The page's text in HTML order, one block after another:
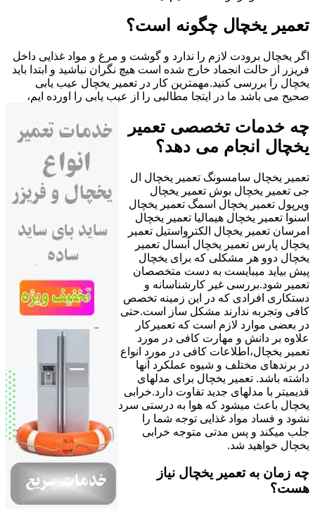
تعمیر یخچال چگونه است؟
اگر یخچال برودت لازم را ندارد و گوشت و مرغ و مواد غذایی داخل
فریزر از حالت انجماد خارج شده است هیچ نگران نباشید و ابتدا باید
یخچال را بررسی کنید.مهمترین کار در تعمیر یخچال عیب یابی
صحیح می باشد ما در ایتجا مطالبی را از عیب یابی را اورده ایم،
چه خدمات تخصصی تعمیر
یخچال انجام می دهد؟
تعمیر یخچال سامسونگ تعمیر یخچال ال
جی تعمیر یخچال بوش تعمیر یخچال
ویرپول تعمیر یخچال اسمگ تعمیر یخچال
اسنوا تعمیر یخچال هیمالیا تعمیر یخچال
امرسان تعمیر یخچال الکترواستیل تعمیر
یخچال پارس تعمیر یخچال آبسال تعمیر
یخچال دوو هر مشکلی که برای یخچال
پیش بیاید میبایست به دست متخصصان
تعمیر شود.بررسی غیر کارشناسانه و
دستکاری افرادی که در این زمینه تخصص
کافی وتجربه ندارند مشکل ساز است.حتی
در بعضی موارد لازم است که تعمیرکار
علاوه بر دانش و مهارت کافی در مورد
تعمیر یخچال،اطلاعات کافی در مورد انواع
در برندهای مختلف و شیوه عملکرد آنها
داشته باشد. تعمیر یخچال برای مدلهای
قدیمیتر با مدل‍های جدید تفاوت دارد.خرابی
یخچال باعث میشود که هوا به درستی سرد
نشود و فساد مواد غذایی توجه شما را
جلب میکند و پس مدتی متوجه خرابی
یخچال خواهید شد.
چه زمان به تعمیر یخچال نیاز
هست؟